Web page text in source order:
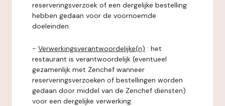
reserveringsverzoek of een dergelijke bestelling
hebben gedaan voor de voornoemde
doeleinden.
- Verwerkingsverantwoordelijke(n) : het
restaurant is verantwoordelijk (eventueel
gezamenlijk met Zenchef wanneer
reserveringsverzoeken of bestellingen worden
gedaan door middel van de Zenchef diensten)
voor een dergelijke verwerking.